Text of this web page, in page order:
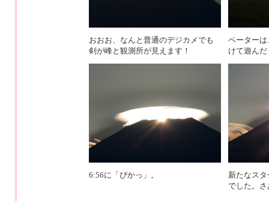
おおお、なんと普通のデジカメでも
剣が峰と観測所が見えます！
ペーター
けて遊ん
6:56に「ぴかっ」。
新たなス
でした。